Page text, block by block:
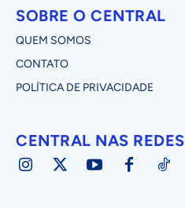
SOBRE O CENTRAL
QUEM SOMOS
CONTATO
POLÍTICA DE PRIVACIDADE
CENTRAL NAS REDES